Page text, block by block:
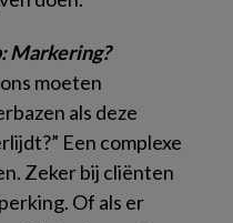
Markering?
moeten
als deze
Een complexe
Zeker bij cliënten
Of als er